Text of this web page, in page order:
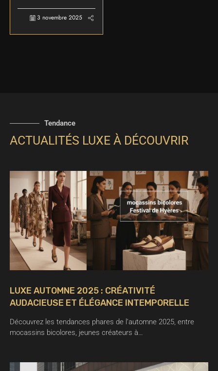
3 novembre 2025
Tendance
ACTUALITÉS LUXE À DÉCOUVRIR
LUXE AUTOMNE 2025 : CRÉATIVITÉ
AUDACIEUSE ET ÉLÉGANCE INTEMPORELLE
Découvrez les tendances phares de l’automne 2025, entre
mocassins bicolores, jeunes créateurs à…